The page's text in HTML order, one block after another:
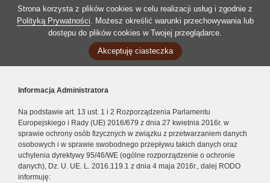
Strona korzysta z plików cookies w celu realizacji usług i zgodnie z
Polityką Prywatności. Możesz określić warunki przechowywania lub
dostępu do plików cookies w Twojej przeglądarce.
Akceptuję ciasteczka
Informacja Administratora
Na podstawie art. 13 ust. 1 i 2 Rozporządzenia Parlamentu
Europejskiego i Rady (UE) 2016/679 z dnia 27 kwietnia 2016r. w
sprawie ochrony osób fizycznych w związku z przetwarzaniem danych
osobowych i w sprawie swobodnego przepływu takich danych oraz
uchylenia dyrektywy 95/46/WE (ogólne rozporządzenie o ochronie
danych), Dz. U. UE. L. 2016.119.1 z dnia 4 maja 2016r., dalej RODO
informuję: